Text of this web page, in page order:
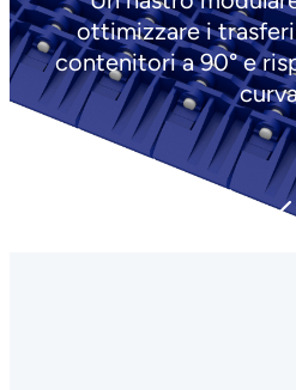
ottimizzare i
contenitori a 90° e